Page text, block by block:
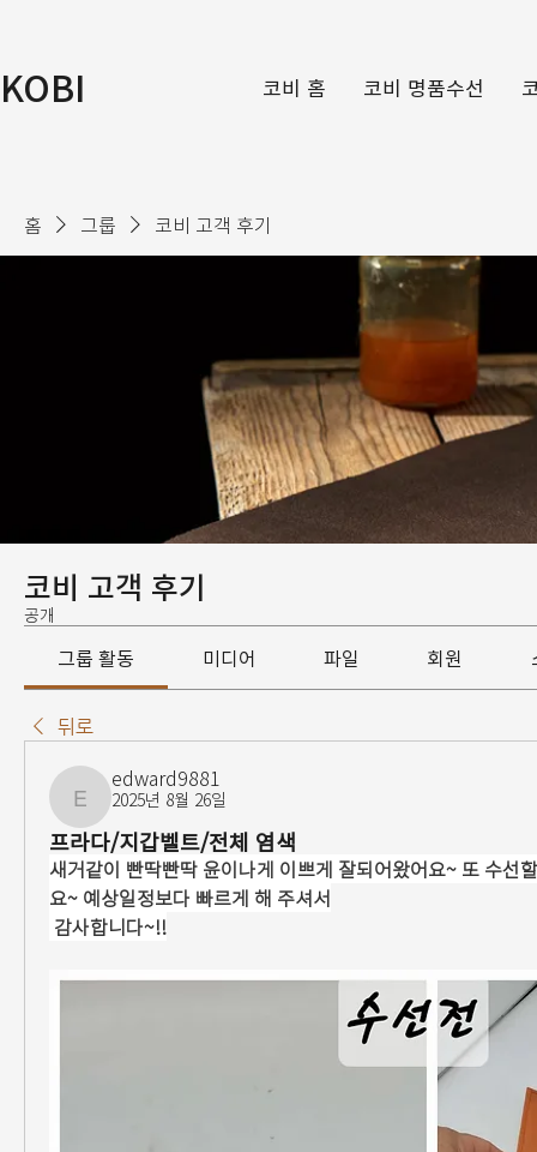
KOBI 코비 홈 코비 명품수선
홈 그룹 코비 고객 후기
코비 고객 후기
공개
그룹 활동 미디어 파일 회원
뒤로
edward9881
edward9881
2025년 8월 26일
프라다/지갑벨트/전체 염색
새거같이 빤딱빤딱 윤이나게 이쁘게 잘되어왔어요~ 또 수선
요~ 예상일정보다 빠르게 해 주셔서
감사합니다~!!